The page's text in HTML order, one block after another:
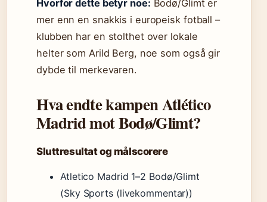
Hvorfor dette betyr noe: Bodø/Glimt er
mer enn en snakkis i europeisk fotball –
klubben har en stolthet over lokale
helter som Arild Berg, noe som også gir
dybde til merkevaren.
Hva endte kampen Atlético
Madrid mot Bodø/Glimt?
Sluttresultat og målscorere
Atletico Madrid 1–2 Bodø/Glimt
(Sky Sports (livekommentar))